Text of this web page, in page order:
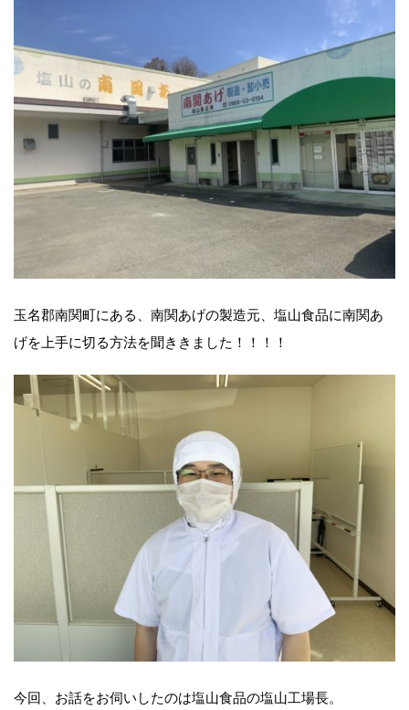
玉名郡南関町にある、南関あげの製造元、塩山食品に南関あ
げを上手に切る方法を聞ききました！！！！
今回、お話をお伺いしたのは塩山食品の塩山工場長。